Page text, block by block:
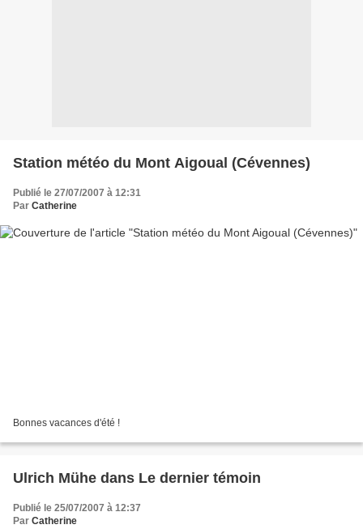
Station météo du Mont Aigoual (Cévennes)
Publié le 27/07/2007 à 12:31
Par Catherine
Bonnes vacances d'été !
Ulrich Mühe dans Le dernier témoin
Publié le 25/07/2007 à 12:37
Par Catherine